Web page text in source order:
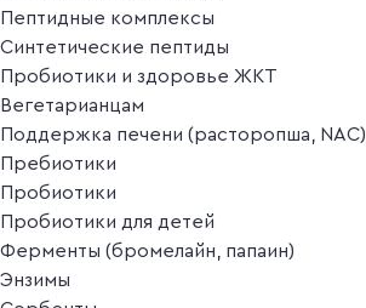
Пептидные комплексы
Синтетические пептиды
Пробиотики и здоровье ЖКТ
Вегетарианцам
Поддержка печени (расторопша, NAC)
Пребиотики
Пробиотики
Пробиотики для детей
Ферменты (бромелайн, папаин)
Энзимы